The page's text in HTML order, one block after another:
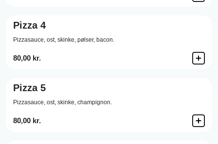
Pizza 4
Pizzasauce, ost, skinke, pølser, bacon.
80,00 kr.
Pizza 5
Pizzasauce, ost, skinke, champignon.
80,00 kr.